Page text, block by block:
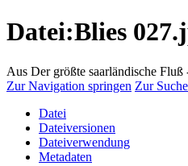
Datei:Blies
Aus Der größte saarländische Fluß
Zur Navigation springen Zur
Datei
Dateiversionen
Dateiverwendung
Metadaten